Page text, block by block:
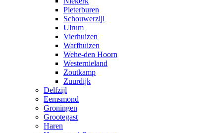
Pieterburen
Schouwerzijl
Ulrum
Vierhuizen
Warfhuizen
Wehe-den Hoorn
Westernieland
Zoutkamp
Zuurdijk
Delfzijl
Eemsmond
Groningen
Grootegast
Haren